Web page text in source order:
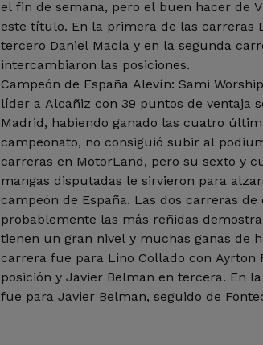
el fin de semana, pero el buen hacer de
este título. En la primera de las carreras
tercero Daniel Macía y en la segunda
intercambiaron las posiciones.
Campeón de España Alevín: Sami
líder a Alcañiz con 39 puntos de ventaja
Madrid, habiendo ganado las cuatro
campeonato, no consiguió subir al
carreras en MotorLand, pero su sexto y
mangas disputadas le sirvieron para
campeón de España. Las dos carreras
probablemente las más reñidas
tienen un gran nivel y muchas ganas de
carrera fue para Lino Collado con Ayrton
posición y Javier Belman en tercera. En
fue para Javier Belman, seguido de